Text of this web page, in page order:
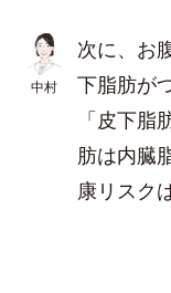
中村
次に、お
下脂肪が
「皮下
肪は内臓
康リスク